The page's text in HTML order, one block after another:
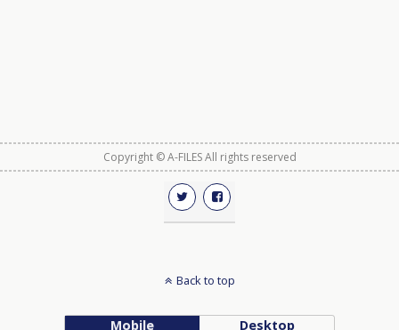
Copyright © A-FILES All rights reserved
Back to top
Mobile Desktop